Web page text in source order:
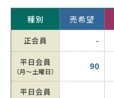
種別 売希望
正会員 -
平日会員
（月〜土曜日） 90
平日会員